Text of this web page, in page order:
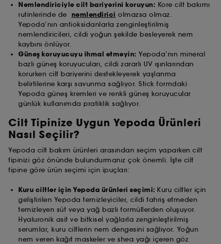
Nemlendiriciyle cilt bariyerini koruyun: Kore cilt bakımı
rutinlerinde de nemlendirici olmazsa olmaz.
Yepoda’nın antioksidanlarla zenginleştirilmiş
nemlendiricileri, cildi yoğun şekilde besleyerek nem
kaybını önlüyor.
Güneş koruyucuyu ihmal etmeyin: Yepoda’nın mineral
bazlı güneş koruyucuları, cildi zararlı UV ışınlarından
korurken cilt bariyerini destekleyerek yaşlanma
belirtilerine karşı savunma sağlıyor. Stick formdaki
Yepoda güneş kremleri ve renkli güneş koruyucular
günlük kullanımda pratiklik sağlıyor.
Cilt Tipinize Uygun Yepoda Ürünleri
Nasıl Seçilir?
Yepoda cilt bakım ürünleri arasından seçim yaparken cilt
tipinizi göz önünde bulundurmanız çok önemli. İşte cilt
tipine göre ürün seçimi için ipuçları:
Kuru ciltler için Yepoda ürünleri seçimi: Kuru ciltler için
geliştirilen Yepoda temizleyiciler, cildi tahriş etmeden
temizleyen süt veya yağ bazlı formüllerden oluşuyor.
Hyaluronik asit ve bitkisel yağlarla zenginleştirilmiş
serumlar, kuru ciltlerin nem dengesini sağlıyor. Yoğun
nem veren kağıt maskeler ve shea yağı içeren göz